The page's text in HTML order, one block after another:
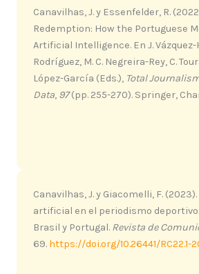
Canavilhas, J. y Essenfelder, R.
Redemption: How the Portuguese
Artificial Intelligence. En J. Vázquez-
Rodríguez, M. C. Negreira-Rey, C.
López-García (Eds.), Total
Data, 97(pp. 255-270). Springer,
Canavilhas, J. y Giacomelli, F.
artificial en el periodismo
Brasil y Portugal. Revista de
69. https://doi.org/10.26441/RC22.1-